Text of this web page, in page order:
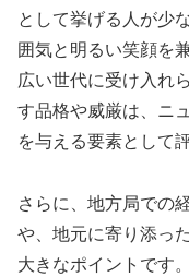
として挙げる人が少
囲気と明るい笑顔を
広い世代に受け入れ
す品格や威厳は、ニ
を与える要素として
さらに、地方局での
や、地元に寄り添っ
大きなポイントです